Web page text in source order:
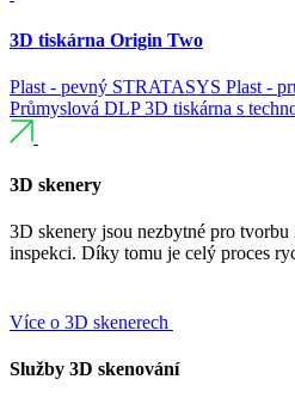
3D tiskárna Origin Two
Plast - pevný STRATASYS Plast -
Průmyslová DLP 3D tiskárna s
3D skenery
3D skenery jsou nezbytné pro
inspekci. Díky tomu je celý proces
Více o 3D skenerech
Služby 3D skenování